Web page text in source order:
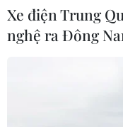
Giấy phép số: 1374/
cấp ngày 11/9/2008.
Xe điện Trung
nghệ ra Đông